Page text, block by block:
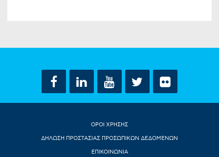
ΟΡΟΙ ΧΡΗΣΗΣ
ΔΗΛΩΣΗ ΠΡΟΣΤΑΣΙΑΣ ΠΡΟΣΩΠΙΚΩΝ ΔΕΔΟΜΕΝΩΝ
ΕΠΙΚΟΙΝΩΝΙΑ